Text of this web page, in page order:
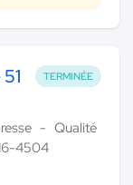
TERMINÉE
Qualité
4504